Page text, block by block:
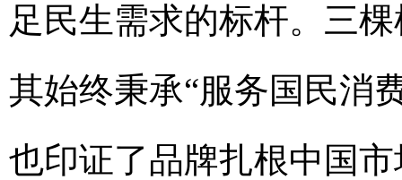
足民生需求的标杆。三
其始终秉承“服务国民消
也印证了品牌扎根中国